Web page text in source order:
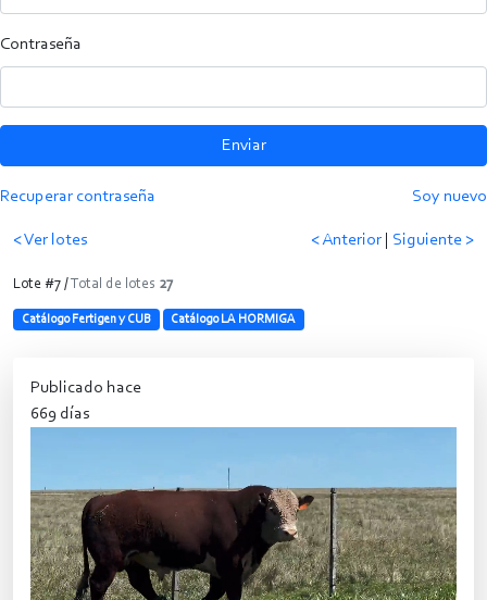
Contraseña
Enviar
Recuperar contraseña Soy nuevo
< Ver lotes < Anterior Siguiente >
Lote #7 /Total de lotes 27
Catálogo Fertigen y CUB Catálogo LA HORMIGA
Publicado hace
669 días